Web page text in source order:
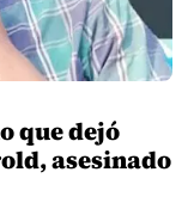
que dejó
asesinado